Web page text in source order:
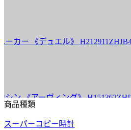
《デュエル》 H212911ZHJB410
《アーヴィング》 H151362ZHI3420
商品種類
スーパーコピー時計